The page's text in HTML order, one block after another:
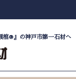
棺®』の神戸市第一石材へ